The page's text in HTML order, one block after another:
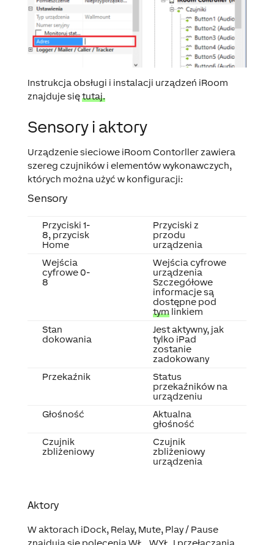
Instrukcja obsługi i instalacji urządzeń iRoom
znajduje siętutaj.
Sensory i aktory
Urządzenie sieciowe iRoom Contorller zawiera
szereg czujników i elementów wykonawczych,
których można użyć w konfiguracji:
Sensory
Przyciski 1-
8, przycisk
Home
Przyciski z
przodu
urządzenia
Wejścia
cyfrowe 0-
8
Wejścia cyfrowe
urządzenia
Szczegółowe
informacje są
dostępne pod
tymlinkiem
Stan
dokowania
Jest aktywny, jak
tylko iPad
zostanie
zadokowany
Przekaźnik
Status
przekaźników na
urządzeniu
Głośność
Aktualna
głośność
Czujnik
zbliżeniowy
Czujnik
zbliżeniowy
urządzenia
Aktory
W aktorach iDock, Relay, Mute, Play / Pause